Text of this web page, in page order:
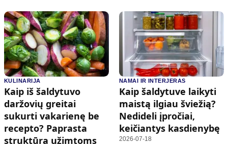
KULINARIJA
Kaip iš šaldytuvo
daržovių greitai
sukurti vakarienę be
recepto? Paprasta
struktūra užimtoms
NAMAI IR INTERJERAS
Kaip šaldytuve laikyti
maistą ilgiau šviežią?
Nedideli įpročiai,
keičiantys kasdienybę
2026-07-18